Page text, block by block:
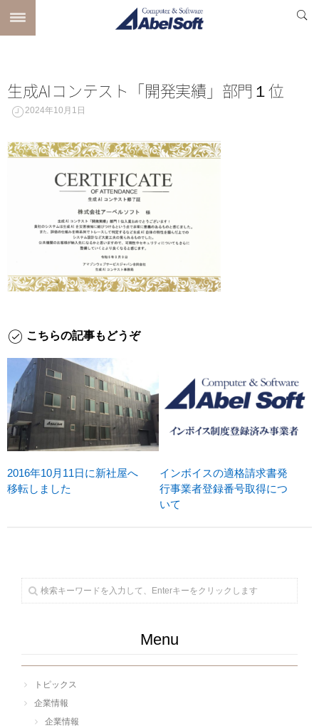
生成AIコンテスト「開発実績」部門１位
2024年10月1日
こちらの記事もどうぞ
2016年10月11日に新社屋へ
移転しました
インボイスの適格請求書発
行事業者登録番号取得につ
いて
Menu
トピックス
企業情報
企業情報